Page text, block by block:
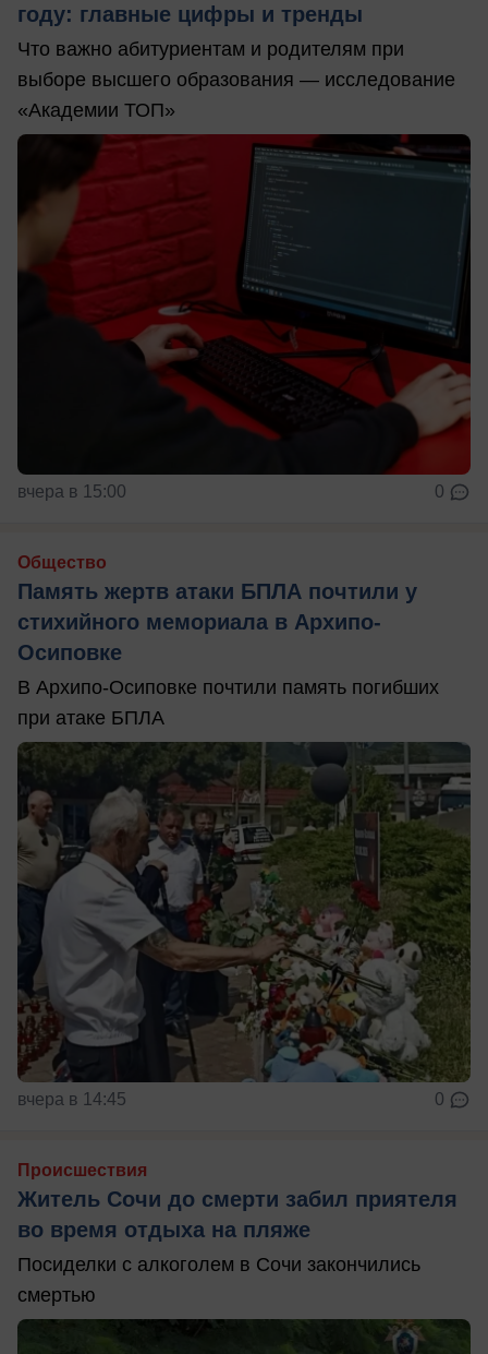
году: главные цифры и тренды
Что важно абитуриентам и родителям при
выборе высшего образования — исследование
«Академии ТОП»
вчера в 15:00 0
Общество
Память жертв атаки БПЛА почтили у
стихийного мемориала в Архипо-
Осиповке
В Архипо-Осиповке почтили память погибших
при атаке БПЛА
вчера в 14:45 0
Происшествия
Житель Сочи до смерти забил приятеля
во время отдыха на пляже
Посиделки с алкоголем в Сочи закончились
смертью